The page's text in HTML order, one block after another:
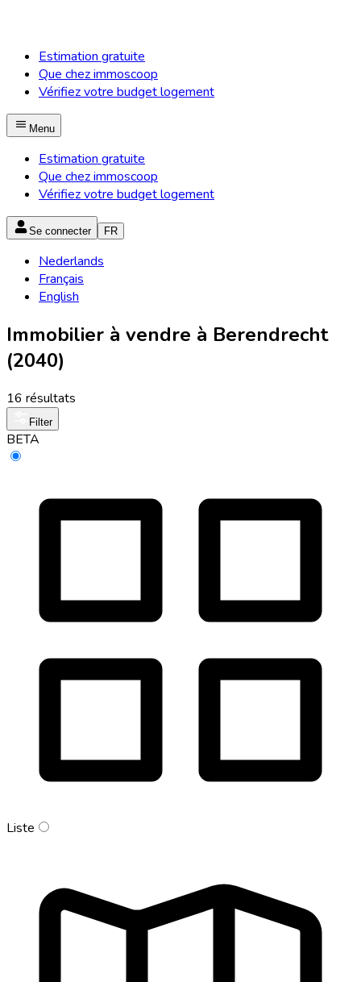
Estimation gratuite
Que chez immoscoop
Vérifiez votre budget logement
Menu
Estimation gratuite
Que chez immoscoop
Vérifiez votre budget logement
Se connecter FR
Nederlands
Français
English
Immobilier à vendre à Berendrecht
(2040)
16 résultats
Filter
BETA
Liste